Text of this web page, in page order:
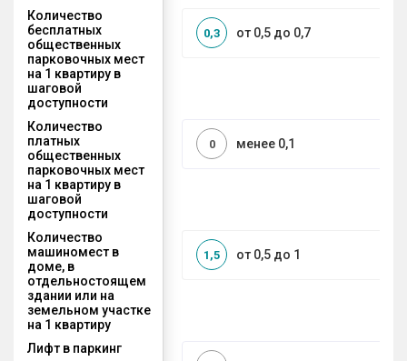
Количество
бесплатных
общественных
парковочных мест
на 1 квартиру в
шаговой
доступности
от 0,5 до 0,7
0,3
Количество
платных
общественных
парковочных мест
на 1 квартиру в
шаговой
доступности
менее 0,1
0
Количество
машиномест в
доме, в
отдельностоящем
здании или на
земельном участке
на 1 квартиру
от 0,5 до 1
1,5
Лифт в паркинг